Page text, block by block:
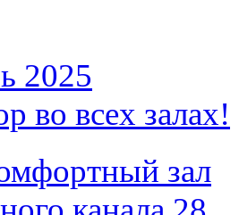
2025
во всех залах!
зал